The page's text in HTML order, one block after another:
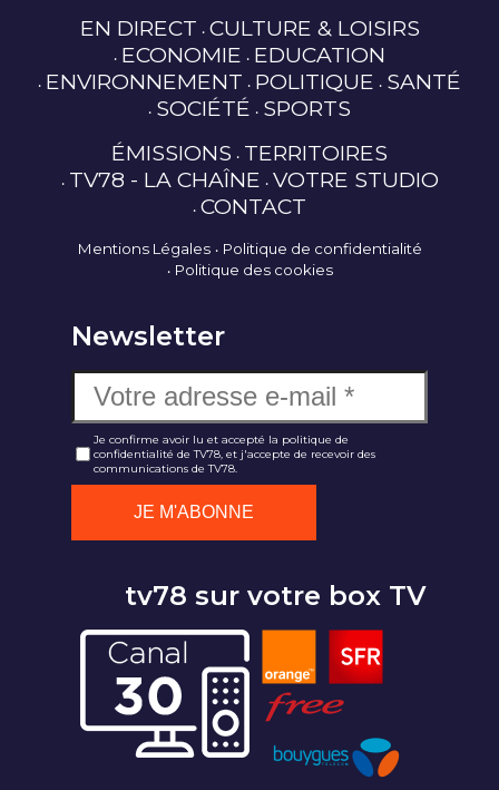
EN DIRECT CULTURE & LOISIRS
ECONOMIE EDUCATION
ENVIRONNEMENT POLITIQUE SANTÉ
SOCIÉTÉ SPORTS
ÉMISSIONS TERRITOIRES
TV78 - LA CHAÎNE VOTRE STUDIO
CONTACT
Mentions Légales
Politique de confidentialité
Politique des cookies
Newsletter
Je confirme avoir lu et accepté la politique de
confidentialité de TV78, et j'accepte de recevoir des
communications de TV78.
tv78 sur votre box TV